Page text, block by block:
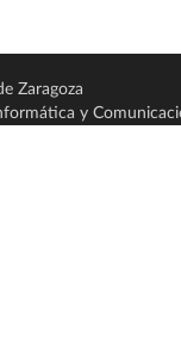
Zaragoza
y